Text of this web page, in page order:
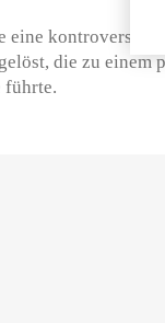
kontroverse
die zu einem